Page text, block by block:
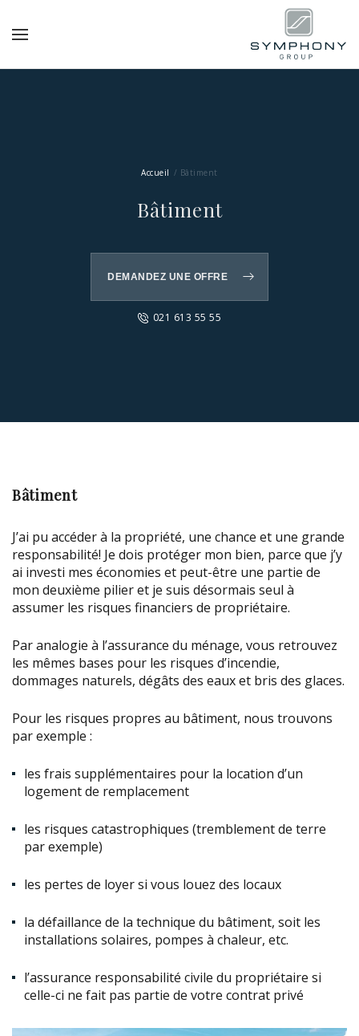
Accueil Bâtiment
Bâtiment
DEMANDEZ UNE OFFRE
021 613 55 55
Bâtiment
J’ai pu accéder à la propriété, une chance et une grande
responsabilité! Je dois protéger mon bien, parce que j’y
ai investi mes économies et peut-être une partie de
mon deuxième pilier et je suis désormais seul à
assumer les risques financiers de propriétaire.
Par analogie à l’assurance du ménage, vous retrouvez
les mêmes bases pour les risques d’incendie,
dommages naturels, dégâts des eaux et bris des glaces.
Pour les risques propres au bâtiment, nous trouvons
par exemple :
les frais supplémentaires pour la location d’un
logement de remplacement
les risques catastrophiques (tremblement de terre
par exemple)
les pertes de loyer si vous louez des locaux
la défaillance de la technique du bâtiment, soit les
installations solaires, pompes à chaleur, etc.
l’assurance responsabilité civile du propriétaire si
celle-ci ne fait pas partie de votre contrat privé